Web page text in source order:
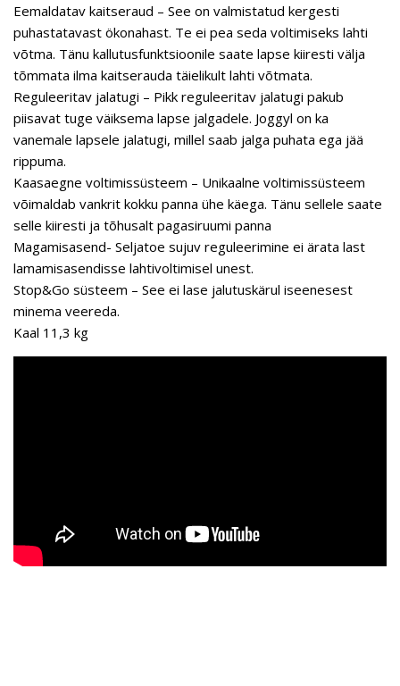
Eemaldatav kaitseraud – See on valmistatud kergesti
puhastatavast ökonahast. Te ei pea seda voltimiseks lahti
võtma. Tänu kallutusfunktsioonile saate lapse kiiresti välja
tõmmata ilma kaitserauda täielikult lahti võtmata.
Reguleeritav jalatugi – Pikk reguleeritav jalatugi pakub
piisavat tuge väiksema lapse jalgadele. Joggyl on ka
vanemale lapsele jalatugi, millel saab jalga puhata ega jää
rippuma.
Kaasaegne voltimissüsteem – Unikaalne voltimissüsteem
võimaldab vankrit kokku panna ühe käega. Tänu sellele saate
selle kiiresti ja tõhusalt pagasiruumi panna
Magamisasend- Seljatoe sujuv reguleerimine ei ärata last
lamamisasendisse lahtivoltimisel unest.
Stop&Go süsteem – See ei lase jalutuskärul iseenesest
minema veereda.
Kaal 11,3 kg